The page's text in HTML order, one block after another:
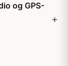
og GPS-